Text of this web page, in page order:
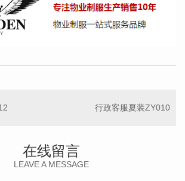
行政客服夏装ZY010
在线留言
LEAVE A MESSAGE